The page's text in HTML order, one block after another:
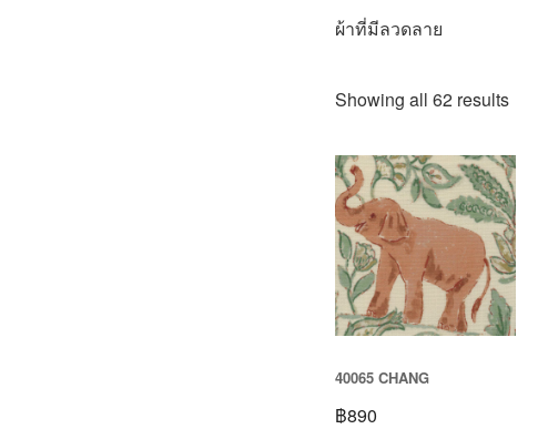
ผ้าที่มีลวดลาย
Showing all 62 results
40065 CHANG
฿890